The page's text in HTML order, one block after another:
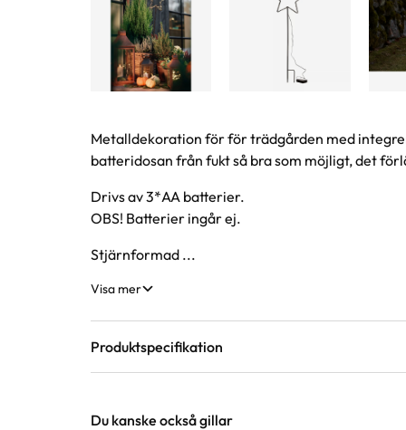
Produktinformation
Metalldekoration för för trädgården med
batteridosan från fukt så bra som möjligt, det
Drivs av 3*AA batterier.
OBS! Batterier ingår ej.
Stjärnformad ...
Visa mer
Produktspecifikation
Du kanske också gillar